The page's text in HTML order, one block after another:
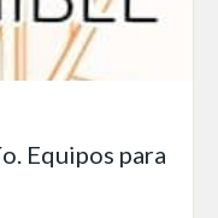
Equipos para